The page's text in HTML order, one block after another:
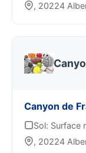
, 20224
Canyon de
Sol: Surface
, 20224